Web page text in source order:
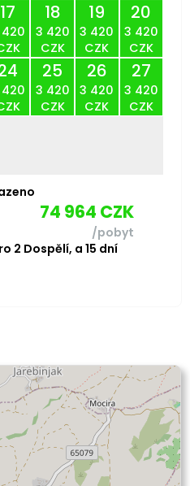
17 18
3 420
CZK
19
3 420
CZK
20
3 420
CZK
25
3 420
CZK
26
3 420
CZK
27
3 420
CZK
74 964 CZK
/pobyt
2 Dospělí, a 15 dní